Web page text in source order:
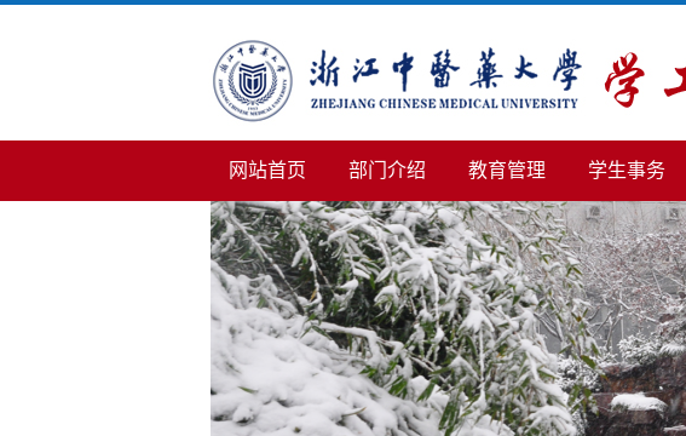
网站首页 部门介绍 教育管理 学生事务